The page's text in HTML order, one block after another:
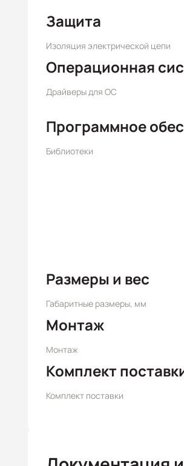
Защита
Изоляция электрической цепи
Операционная
Драйверы для ОС
Программное
Библиотеки
Размеры и вес
Габаритные размеры, мм
Монтаж
Монтаж
Комплект
Комплект поставки